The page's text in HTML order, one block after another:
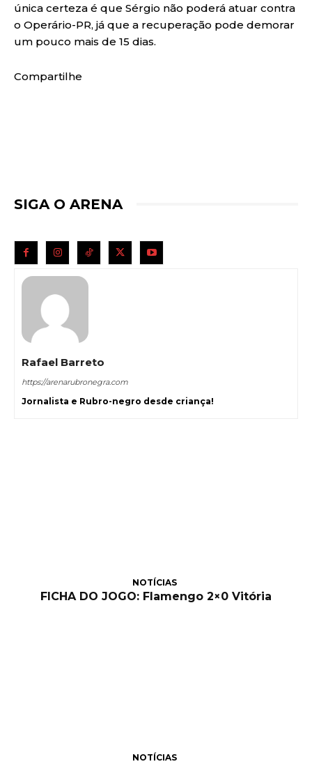
única certeza é que Sérgio não poderá atuar contra
o Operário-PR, já que a recuperação pode demorar
um pouco mais de 15 dias.
Compartilhe
SIGA O ARENA
Rafael Barreto
https://arenarubronegra.com
Jornalista e Rubro-negro desde criança!
NOTÍCIAS
FICHA DO JOGO: Flamengo 2×0 Vitória
NOTÍCIAS